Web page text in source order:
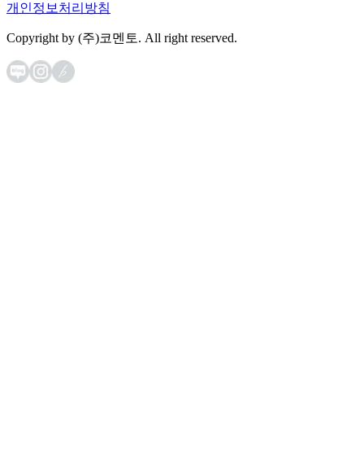
개인정보처리방침
Copyright by (주)코멘토. All right reserved.